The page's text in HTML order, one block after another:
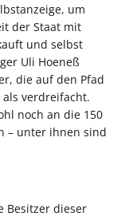
um
der Staat mit
und selbst
Uli Hoeneß
die auf den Pfad
verdreifacht.
noch an die 150
– unter ihnen sind
Besitzer dieser